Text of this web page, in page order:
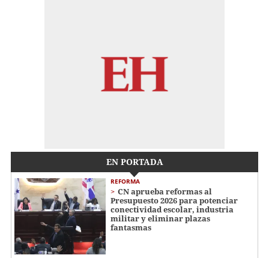
EN PORTADA
REFORMA
CN aprueba reformas al
Presupuesto 2026 para potenciar
conectividad escolar, industria
militar y eliminar plazas
fantasmas